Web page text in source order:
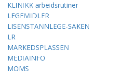
KLINIKK arbeidsrutiner
LEGEMIDLER
LISENSTANNLEGE-SAKEN
LR
MARKEDSPLASSEN
MEDIAINFO
MOMS